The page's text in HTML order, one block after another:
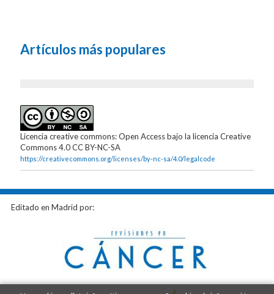
Artículos más populares
Licencia creative commons: Open Access bajo la licencia Creative
Commons 4.0 CC BY-NC-SA
https://creativecommons.org/licenses/by-nc-sa/4.0/legalcode
Editado en Madrid por: